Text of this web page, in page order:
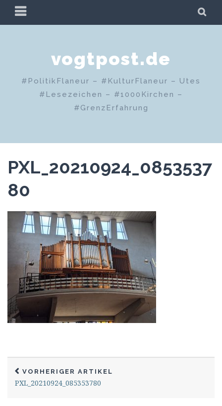
Zum
PRIMÄRES
MENÜ
vogtpost.de
#PolitikFlaneur – #KulturFlaneur – Utes
#Lesezeichen – #1000Kirchen –
#GrenzErfahrung
PXL_20210924_0853537
80
VORHERIGER ARTIKEL
PXL_20210924_085353780